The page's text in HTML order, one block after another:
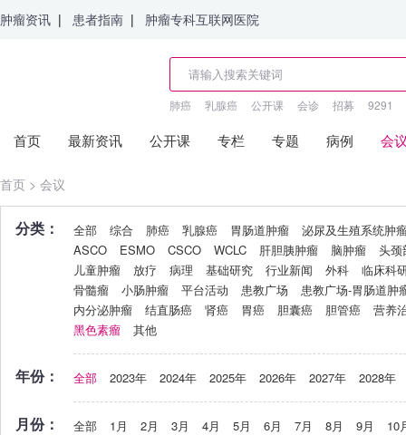
肿瘤资讯 | 患者指南 | 肿瘤专科互联网医院
肺癌 乳腺癌 公开课 会诊 招募 9291
首页 最新资讯 公开课 专栏 专题 病例 会
首页 > 会议
分类： 全部 综合 肺癌 乳腺癌 胃肠道肿瘤
泌尿及生殖系统肿
ASCO
ESMO CSCO WCLC 肝胆胰肿瘤 脑肿瘤
头颈
儿童肿瘤
放疗 病理 基础研究 行业新闻 外科
临床科
骨髓瘤
小肠肿瘤 平台活动 患教广场
患教广场-胃肠道肿
内分泌肿瘤
结直肠癌 肾癌 胃癌 胆囊癌 胆管癌
营养
黑色素瘤
其他
年份： 全部 2023年 2024年 2025年 2026年 2027年 2028年
月份： 全部 1月 2月 3月 4月 5月 6月 7月 8月 9月 10